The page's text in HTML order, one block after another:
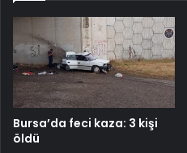
Bursa’da feci kaza: 3 kişi
öldü